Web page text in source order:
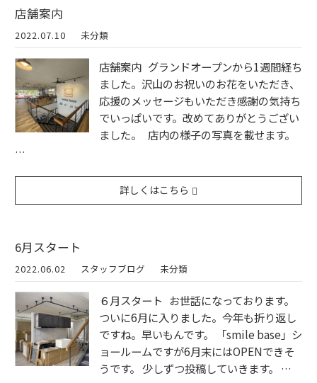
店舗案内
2022.07.10 未分類
店舗案内 グランドオープンから1週間経ち
ました。沢山のお祝いのお花をいただき、
応援のメッセージもいただき感謝の気持ち
でいっぱいです。改めてありがとうござい
ました。 店内の様子の写真を載せます。
…
詳しくはこちら
6月スタート
2022.06.02 スタッフブログ 未分類
６月スタート お世話になっております。
ついに6月に入りました。今年も折り返し
ですね。早いもんです。 「smile base」シ
ョールームですが6月末にはOPENできそ
うです。 少しずつ投稿していきます。 …